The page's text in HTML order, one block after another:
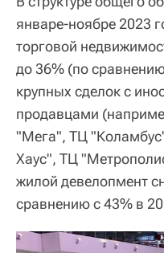
январе-ноябре 2023
торговой
до 36% (по
крупных сделок с
продавцами
"Мега", ТЦ
Хаус", ТЦ
жилой девелопмент
сравнению с 43% в